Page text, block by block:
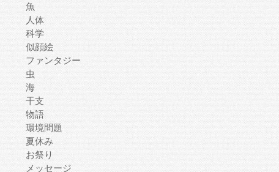
魚
人体
科学
似顔絵
ファンタジー
虫
海
干支
物語
環境問題
夏休み
お祭り
メッセージ